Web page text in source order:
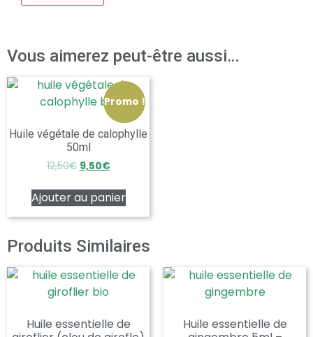
Vous aimerez peut-être aussi…
Promo !
Huile végétale de calophylle
50ml
12,50€ 9,50€
Ajouter au panier
Produits Similaires
Huile essentielle de
Huile essentielle de